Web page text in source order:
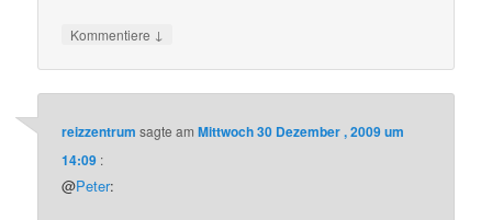
Kommentiere ↓
reizzentrum sagte amMittwoch 30 Dezember , 2009 um
14:09 :
@Peter: